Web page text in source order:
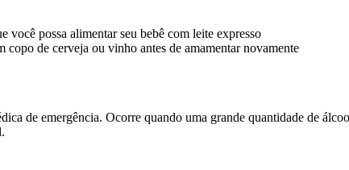
você possa alimentar seu bebê com leite expresso
copo de cerveja ou vinho antes de amamentar novamente
de emergência. Ocorre quando uma grande quantidade de